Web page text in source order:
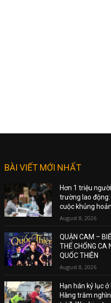
BÀI VIẾT MỚI NHẤT
Hơn 1 triệu
trường lao
cuộc khủng
August 8, 2026
QUẬN CAM –
THẾ CHỐNG CA
QUỐC THIÊN
August 8, 2026
Hạn hán kỷ lục
Hàng trăm